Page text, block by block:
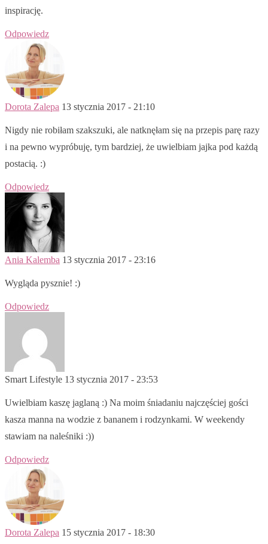
inspirację.
Odpowiedz
Dorota Zalepa 13 stycznia 2017 - 21:10
Nigdy nie robiłam szakszuki, ale natknęłam się na przepis parę razy
i na pewno wypróbuję, tym bardziej, że uwielbiam jajka pod każdą
postacią. :)
Odpowiedz
Ania Kalemba 13 stycznia 2017 - 23:16
Wygląda pysznie! :)
Odpowiedz
Smart Lifestyle 13 stycznia 2017 - 23:53
Uwielbiam kaszę jaglaną :) Na moim śniadaniu najczęściej gości
kasza manna na wodzie z bananem i rodzynkami. W weekendy
stawiam na naleśniki :))
Odpowiedz
Dorota Zalepa 15 stycznia 2017 - 18:30